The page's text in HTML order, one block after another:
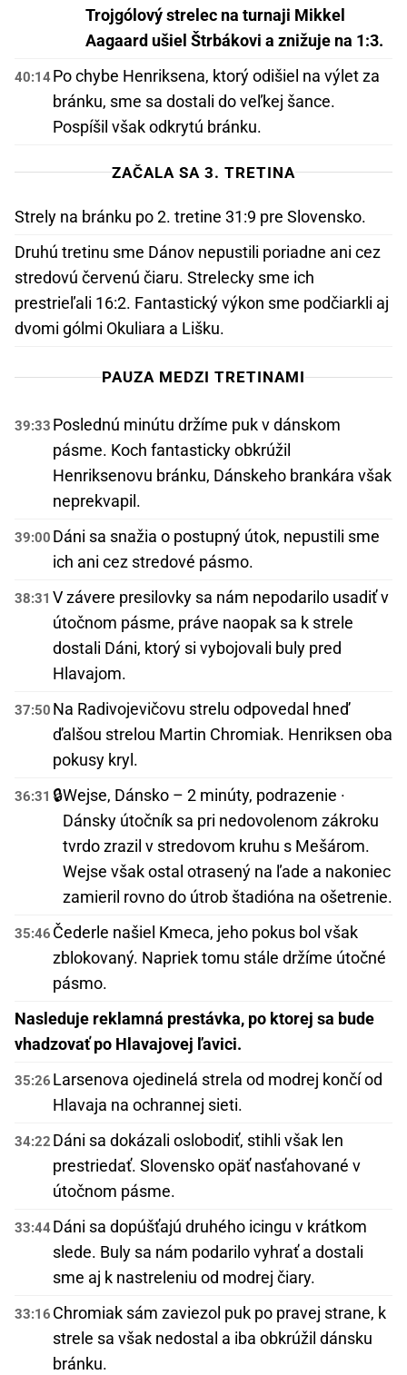
Trojgólový strelec na turnaji Mikkel
Aagaard ušiel Štrbákovi a znižuje na 1:3.
40:14Po chybe Henriksena, ktorý odišiel na výlet za
bránku, sme sa dostali do veľkej šance.
Pospíšil však odkrytú bránku.
ZAČALA SA 3. TRETINA
Strely na bránku po 2. tretine 31:9 pre Slovensko.
Druhú tretinu sme Dánov nepustili poriadne ani cez
stredovú červenú čiaru. Strelecky sme ich
prestrieľali 16:2. Fantastický výkon sme podčiarkli aj
dvomi gólmi Okuliara a Lišku.
PAUZA MEDZI TRETINAMI
39:33 Poslednú minútu držíme puk v dánskom
pásme. Koch fantasticky obkrúžil
Henriksenovu bránku, Dánskeho brankára však
neprekvapil.
39:00 Dáni sa snažia o postupný útok, nepustili sme
ich ani cez stredové pásmo.
38:31 V závere presilovky sa nám nepodarilo usadiť v
útočnom pásme, práve naopak sa k strele
dostali Dáni, ktorý si vybojovali buly pred
Hlavajom.
37:50 Na Radivojevičovu strelu odpovedal hneď
ďalšou strelou Martin Chromiak. Henriksen oba
pokusy kryl.
36:31 🔒Wejse, Dánsko – 2 minúty, podrazenie ·
Dánsky útočník sa pri nedovolenom zákroku
tvrdo zrazil v stredovom kruhu s Mešárom.
Wejse však ostal otrasený na ľade a nakoniec
zamieril rovno do útrob štadióna na ošetrenie.
35:46 Čederle našiel Kmeca, jeho pokus bol však
zblokovaný. Napriek tomu stále držíme útočné
pásmo.
Nasleduje reklamná prestávka, po ktorej sa bude
vhadzovať po Hlavajovej ľavici.
35:26 Larsenova ojedinelá strela od modrej končí od
Hlavaja na ochrannej sieti.
34:22 Dáni sa dokázali oslobodiť, stihli však len
prestriedať. Slovensko opäť nasťahované v
útočnom pásme.
33:44Dáni sa dopúšťajú druhého icingu v krátkom
slede. Buly sa nám podarilo vyhrať a dostali
sme aj k nastreleniu od modrej čiary.
33:16 Chromiak sám zaviezol puk po pravej strane, k
strele sa však nedostal a iba obkrúžil dánsku
bránku.